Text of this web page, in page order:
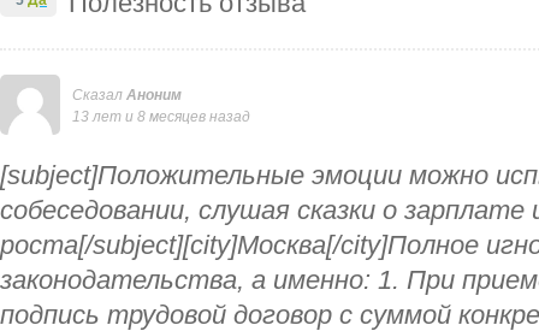
Сказал Аноним
13 лет и 8 месяцев назад
[subject]Положительные эмоции можно
собеседовании, слушая сказки о зарплате
роста[/subject][city]Москва[/city]Полное
законодательства, а именно: 1. При
подпись трудовой договор с суммой